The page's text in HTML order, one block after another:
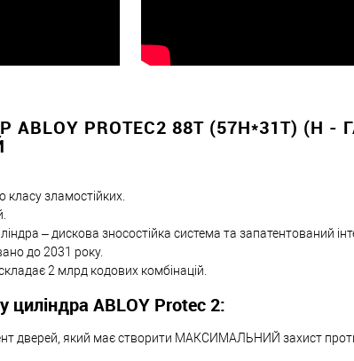
PROTEC2 88T (57H*31T)
класу зламостійких.
– дискова зносостійка система та запатентований
до 2031 року.
2 млрд кодових комбінацій.
циліндра ABLOY Protec 2:
дверей, який має створити МАКСИМАЛЬНИЙ захист